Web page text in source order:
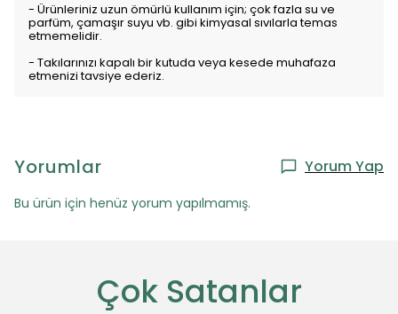
- Ürünleriniz uzun ömürlü kullanım için; çok fazla su ve
parfüm, çamaşır suyu vb. gibi kimyasal sıvılarla temas
etmemelidir.
- Takılarınızı kapalı bir kutuda veya kesede muhafaza
etmenizi tavsiye ederiz.
Yorumlar Yorum Yap
Bu ürün için henüz yorum yapılmamış.
Çok Satanlar